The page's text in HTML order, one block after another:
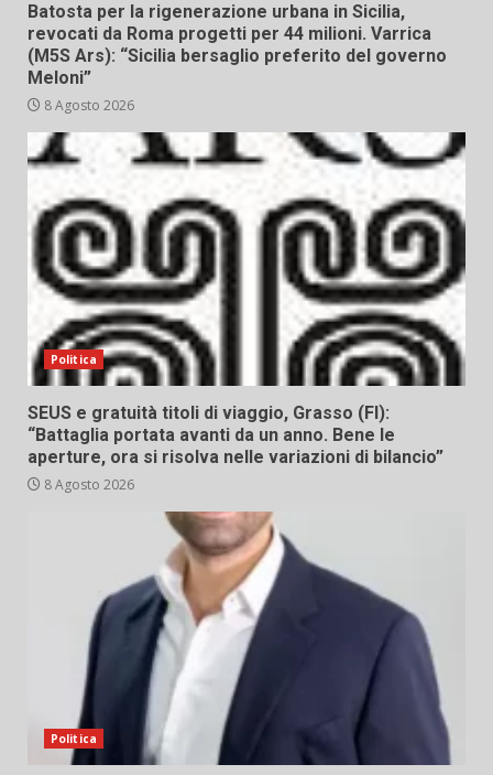
Batosta per la rigenerazione urbana in Sicilia,
revocati da Roma progetti per 44 milioni. Varrica
(M5S Ars): “Sicilia bersaglio preferito del governo
Meloni”
8 Agosto 2026
Politica
SEUS e gratuità titoli di viaggio, Grasso (FI):
“Battaglia portata avanti da un anno. Bene le
aperture, ora si risolva nelle variazioni di bilancio”
8 Agosto 2026
Politica